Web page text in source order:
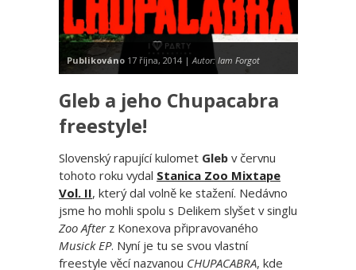
Publikováno 17 října, 2014 |Autor: Iam Forgot
Gleb a jeho Chupacabra
freestyle!
Slovenský rapující kulomet Gleb v červnu
tohoto roku vydal Stanica Zoo Mixtape
Vol. II, který dal volně ke stažení. Nedávno
jsme ho mohli spolu s Delikem slyšet v singlu
Zoo Afterz Konexova připravovaného
Musick EP. Nyní je tu se svou vlastní
freestyle věcí nazvanou CHUPACABRA, kde